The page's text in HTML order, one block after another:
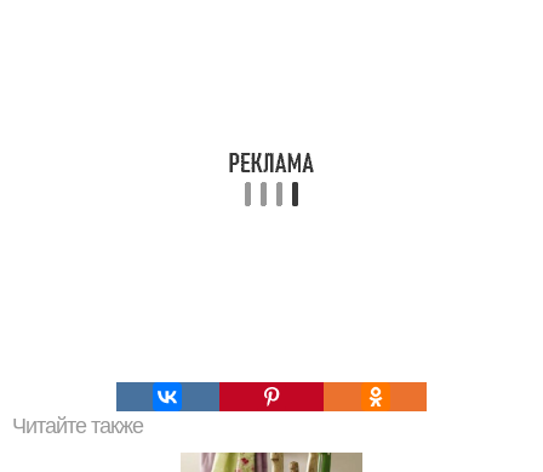
Читайте также